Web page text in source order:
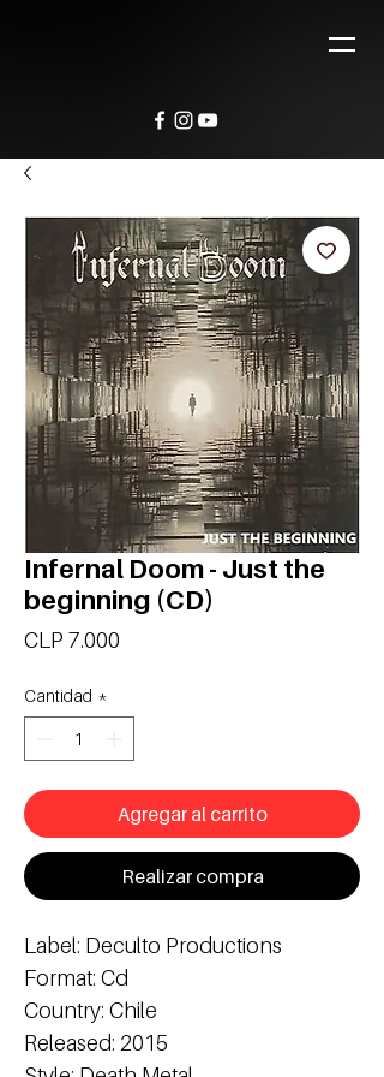
Infernal Doom - Just the
beginning (CD)
CLP 7.000
Cantidad *
Agregar al carrito
Realizar compra
Label: Deculto Productions
Format: Cd
Country: Chile
Released: 2015